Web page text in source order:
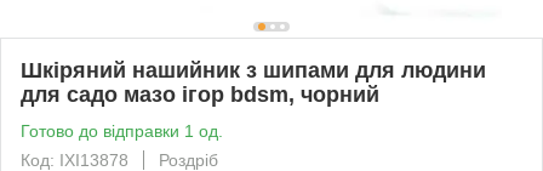
Шкіряний нашийник з шипами для людини
для садо мазо ігор bdsm, чорний
Готово до відправки 1 од.
Код: IXI13878
Роздріб